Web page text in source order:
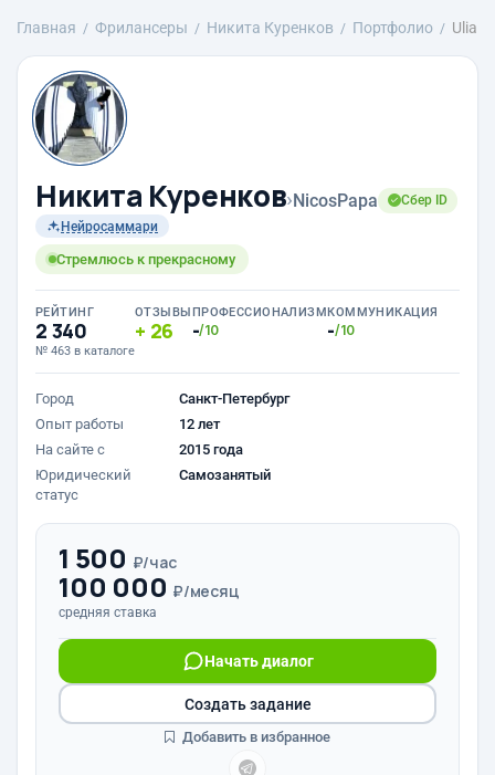
Главная Фрилансеры Никита Куренков Портфолио Ulia
Никита Куренков›NicosPapa
Сбер ID
Нейросаммари
Стремлюсь к прекрасному
РЕЙТИНГ
2 340
№ 463 в каталоге
ОТЗЫВЫ
26
ПРОФЕССИОНАЛИЗМ
-/10
КОММУНИКАЦИЯ
-/10
Город
Санкт-Петербург
Опыт работы
12 лет
На сайте с
2015 года
Юридический
статус
Самозанятый
1 500 ₽/час
100 000 ₽/месяц
средняя ставка
Начать диалог
Создать задание
Добавить в избранное